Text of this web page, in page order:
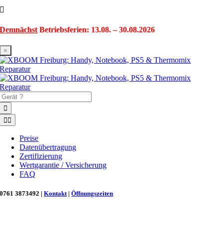
springen
Demnächst Betriebsferien: 13.08. – 30.08.2026
×
Toggle
Navigation
Preise
Datenübertragung
Zertifizierung
Wertgarantie / Versicherung
FAQ
0761 3873492 |Kontakt |Öffnungszeiten